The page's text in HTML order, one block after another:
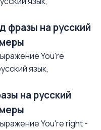
фразы на русский
You're
язык,
на русский
You're right -